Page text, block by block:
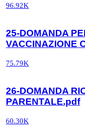
96.92K
25-DOMANDA
VACCINAZIONE
75.79K
26-DOMANDA
PARENTALE.pdf
60.30K